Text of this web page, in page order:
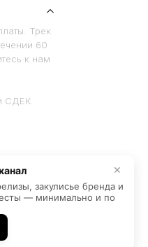
✕
закулисье бренда и
— минимально и по
Трек
60
к нам
СДЕК.